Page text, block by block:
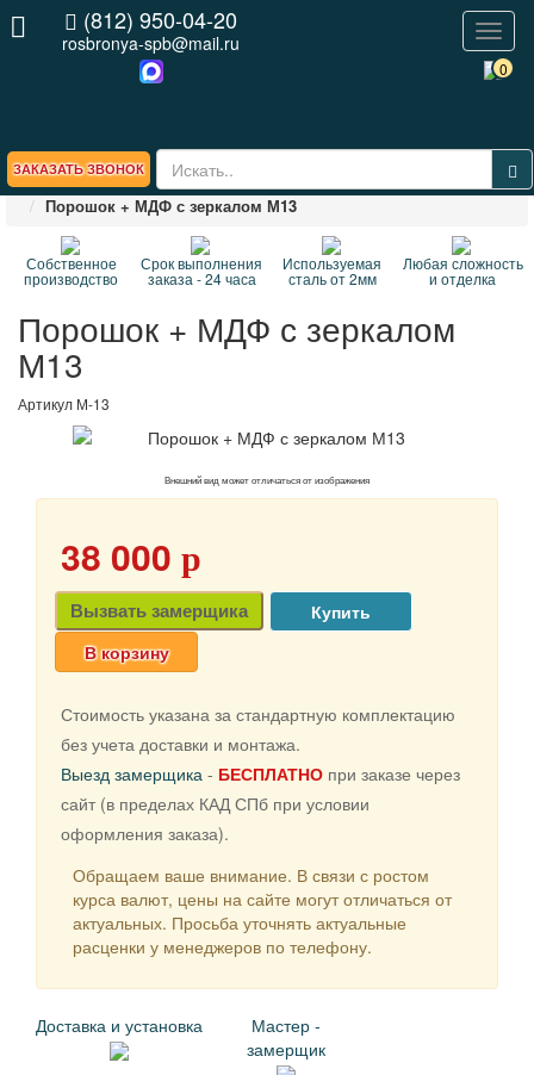
ЗАКАЗАТЬ ЗВОНОК
0
(812) 950-04-20
rosbronya-spb@mail.ru
Главная
ВЕСЬ КАТАЛОГ стальных дверей
Порошок + МДФ с зеркалом М13
Собственное
производство
Срок выполнения
заказа - 24 часа
Используемая
сталь от 2мм
Любая сложность
и отделка
Порошок + МДФ с зеркалом
М13
Артикул М-13
Внешний вид может отличаться от изображения
38 000 p
Вызвать замерщика
В корзину
Стоимость указана за стандартную комплектацию
без учета доставки и монтажа.
Выезд замерщика - БЕСПЛАТНО при заказе через
сайт (в пределах КАД СПб при условии
оформления заказа).
Обращаем ваше внимание. В связи с ростом
курса валют, цены на сайте могут отличаться от
актуальных. Просьба уточнять актуальные
расценки у менеджеров по телефону.
Доставка и установка
Мастер -
замерщик